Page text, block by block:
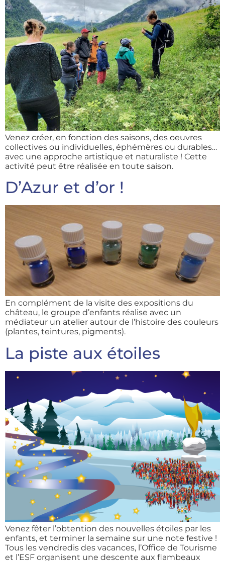
Venez créer, en fonction des saisons, des oeuvres
collectives ou individuelles, éphémères ou durables…
avec une approche artistique et naturaliste ! Cette
activité peut être réalisée en toute saison.
D’Azur et d’or !
En complément de la visite des expositions du
château, le groupe d’enfants réalise avec un
médiateur un atelier autour de l’histoire des couleurs
(plantes, teintures, pigments).
La piste aux étoiles
Venez fêter l’obtention des nouvelles étoiles par les
enfants, et terminer la semaine sur une note festive !
Tous les vendredis des vacances, l’Office de Tourisme
et l’ESF organisent une descente aux flambeaux